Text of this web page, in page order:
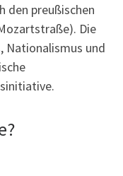
den preußischen
Die
Nationalismus und